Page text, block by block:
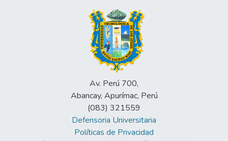
Av. Perú 700,
Abancay, Apurímac, Perú
(083) 321559
Defensoria Universitaria
Políticas de Privacidad